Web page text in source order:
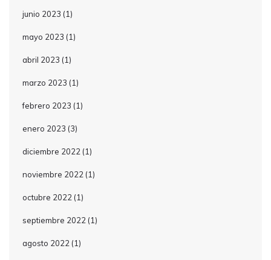
junio 2023 (1)
mayo 2023 (1)
abril 2023 (1)
marzo 2023 (1)
febrero 2023 (1)
enero 2023 (3)
diciembre 2022 (1)
noviembre 2022 (1)
octubre 2022 (1)
septiembre 2022 (1)
agosto 2022 (1)